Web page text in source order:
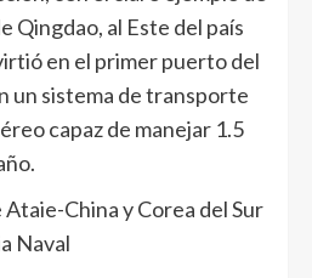
Qingdao, al Este del país
en el primer puerto del
un sistema de transporte
capaz de manejar 1.5